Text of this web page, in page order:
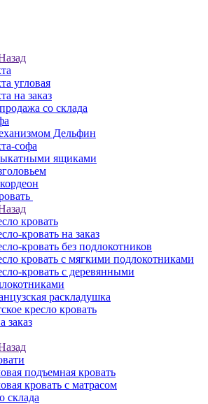
угловая
на заказ
со склада
Дельфин
софа
ящиками
кровать
кровать на заказ
кровать без подлокотников
кровать с мягкими подлокотниками
кровать с деревянными
раскладушка
кресло кровать
заказ
подъемная кровать
кровать с матрасом
склада